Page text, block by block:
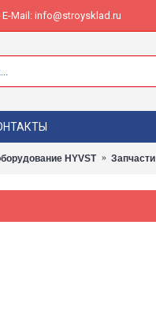
Mail: info@stroysklad.ru
HYVST Запчасти